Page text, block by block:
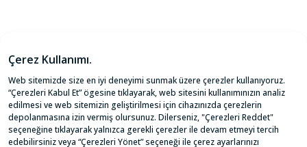
Çerez yönetimi
Çerez Politikası
Bilgi Toplumu Hizmetleri